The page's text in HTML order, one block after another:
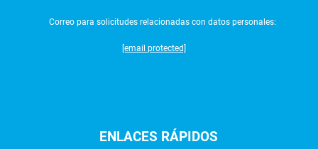
Correo para solicitudes relacionadas con datos personales:
[email protected]
ENLACES RÁPIDOS